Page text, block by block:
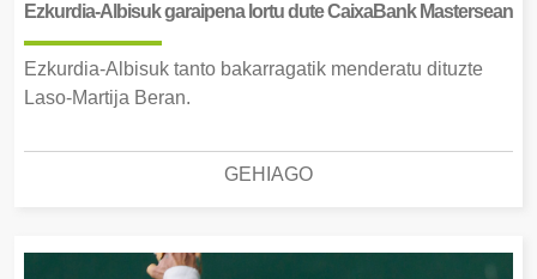
Ezkurdia-Albisuk garaipena lortu dute CaixaBank Mastersean
Ezkurdia-Albisuk tanto bakarragatik menderatu dituzte
Laso-Martija Beran.
GEHIAGO